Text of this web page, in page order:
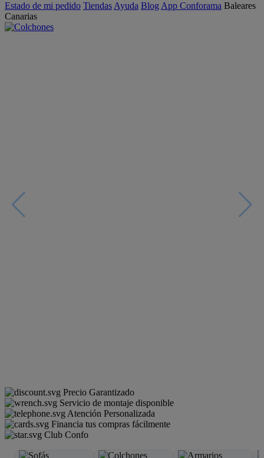
Estado de mi pedido Tiendas Ayuda Blog App Conforama Baleares
Canarias
Precio Garantizado
Servicio de montaje disponible
Atención Personalizada
Financia tus compras fácilmente
Club Confo